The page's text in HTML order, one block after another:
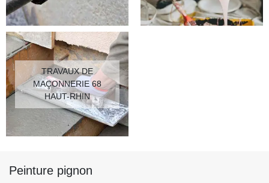
TRAVAUX DE
MAÇONNERIE 68
HAUT-RHIN
Peinture pignon